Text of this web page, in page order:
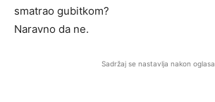
smatrao gubitkom?
Naravno da ne.
Sadržaj se nastavlja nakon oglasa